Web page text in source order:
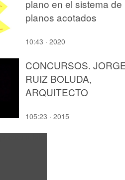
plano en el sistema de
planos acotados
10:43 · 2020
CONCURSOS.
RUIZ BOLUDA,
ARQUITECTO
105:23 · 2015